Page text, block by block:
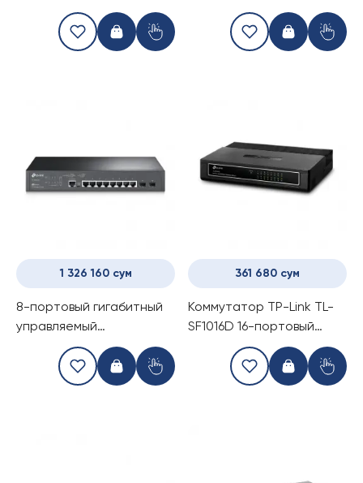
Коммутатор (POE switch)
1 326 160 сум
8-портовый гигабитный
управляемый
коммутатор Tp-Link TL-
SG3210
361 680 сум
Коммутатор TP-Link TL-
SF1016D 16-портовый